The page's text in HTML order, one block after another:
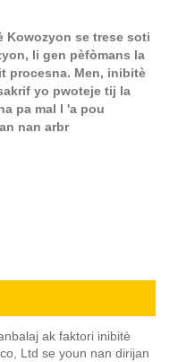
Kowozyon se trese soti
li gen pèfòmans la
procesna. Men, inibitè
yo pwoteje tij la
pa mal l 'a pou
nan arbr
ak faktori inibitè
Ltd se youn nan dirijan